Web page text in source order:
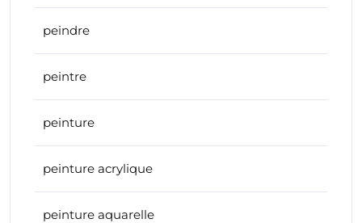
peindre
peintre
peinture
peinture acrylique
peinture aquarelle